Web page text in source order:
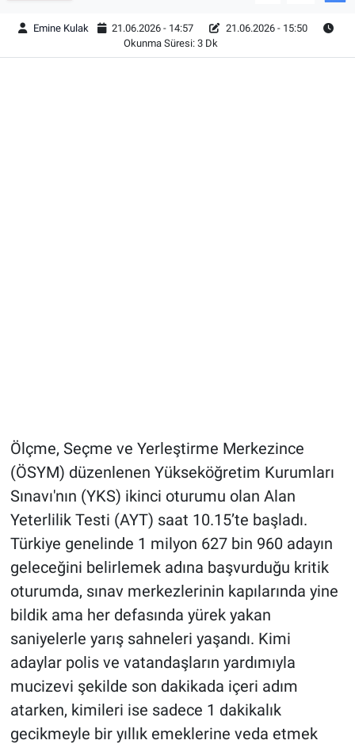
Emine Kulak 21.06.2026 - 14:57
21.06.2026 - 15:50
Okunma Süresi: 3 Dk
Ölçme, Seçme ve Yerleştirme Merkezince
(ÖSYM) düzenlenen Yükseköğretim Kurumları
Sınavı'nın (YKS) ikinci oturumu olan Alan
Yeterlilik Testi (AYT) saat 10.15’te başladı.
Türkiye genelinde 1 milyon 627 bin 960 adayın
geleceğini belirlemek adına başvurduğu kritik
oturumda, sınav merkezlerinin kapılarında yine
bildik ama her defasında yürek yakan
saniyelerle yarış sahneleri yaşandı. Kimi
adaylar polis ve vatandaşların yardımıyla
mucizevi şekilde son dakikada içeri adım
atarken, kimileri ise sadece 1 dakikalık
gecikmeyle bir yıllık emeklerine veda etmek